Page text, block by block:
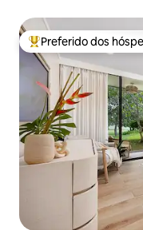
Entre os melhores
Preferido dos